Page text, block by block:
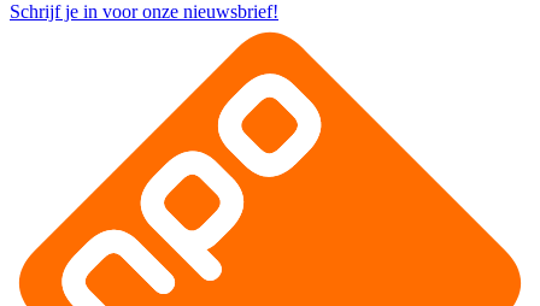
Schrijf je in voor onze nieuwsbrief!